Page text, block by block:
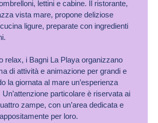
lettini e cabine. Il ristorante,
vista mare, propone deliziose
ligure, preparate con ingredienti
relax, i Bagni La Playa organizzano
di attività e animazione per grandi e
la giornata al mare un’esperienza
particolare è riservata ai
zampe, con un’area dedicata e
per loro.